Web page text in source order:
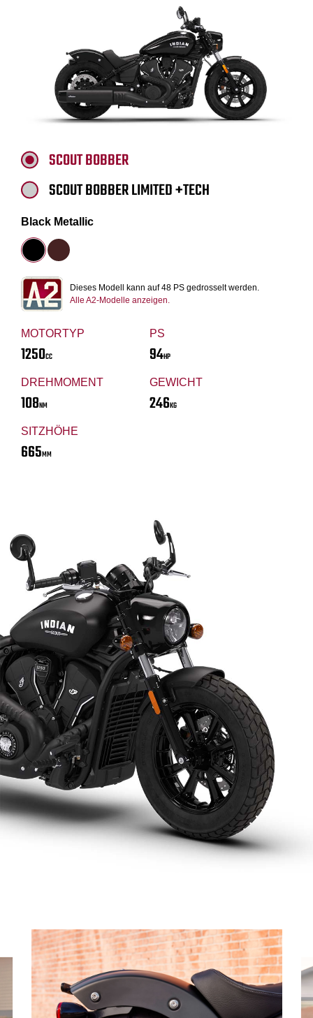
MOTORTYP
1250CC
PS
94HP
DREHMOMENT
108NM
GEWICHT
246KG
SITZHÖHE
665MM
SCOUT BOBBER
SCOUT BOBBER LIMITED +TECH
Black Metallic
Dieses Modell kann auf 48 PS gedrosselt werden.
Alle A2-Modelle anzeigen.